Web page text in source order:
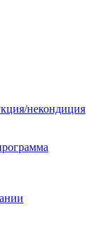
некондиция